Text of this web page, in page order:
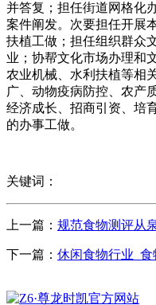
并答复；担任街道网格化
案件阐发。次要担任开展
扶植工做；担任组织群众
业；协帮文化市场办理和
农业机械、水利扶植等相
广、动物疫病防控、农产
经济成长、招商引资、培
的办事工做。
关键词：
上一篇： 规范食物测评从
下一篇： 休闲食物行业_食